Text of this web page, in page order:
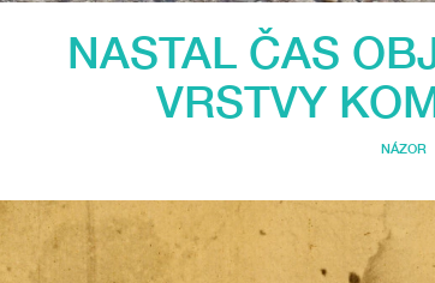
NASTAL ČAS
VRSTVY
NÁZOR